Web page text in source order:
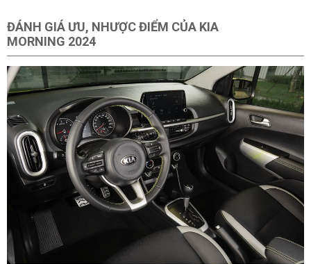
ĐÁNH GIÁ ƯU, NHƯỢC ĐIỂM CỦA KIA
MORNING 2024